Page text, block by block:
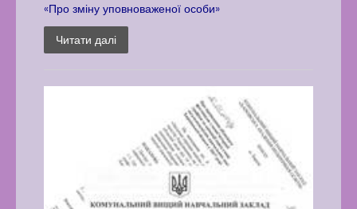
«Про зміну уповноваженої особи»
Читати далі